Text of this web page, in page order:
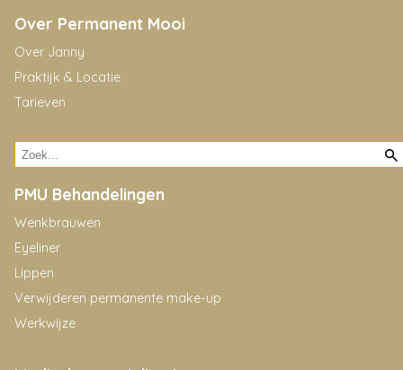
Over Permanent Mooi
Over Janny
Praktijk & Locatie
Tarieven
PMU Behandelingen
Wenkbrauwen
Eyeliner
Lippen
Verwijderen permanente make-up
Werkwijze